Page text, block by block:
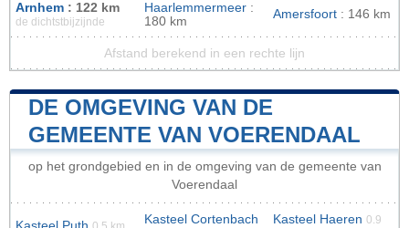
Arnhem : 122 km
de dichtstbijzijnde
Haarlemmermeer :
180 km
Amersfoort : 146 km
Afstand berekend in een rechte lijn
DE OMGEVING VAN DE
GEMEENTE VAN VOERENDAAL
op het grondgebied en in de omgeving van de gemeente van
Voerendaal
Kasteel Cortenbach Kasteel Haeren 0.9